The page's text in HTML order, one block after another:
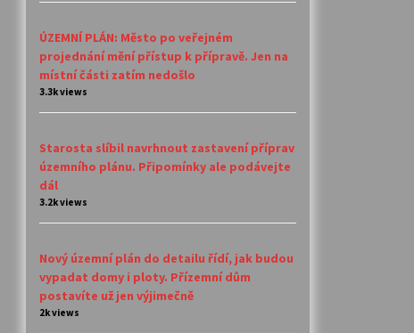
ÚZEMNÍ PLÁN: Město po veřejném
projednání mění přístup k přípravě. Jen na
místní části zatím nedošlo
3.3k views
Starosta slíbil navrhnout zastavení příprav
územního plánu. Připomínky ale podávejte
dál
3.2k views
Nový územní plán do detailu řídí, jak budou
vypadat domy i ploty. Přízemní dům
postavíte už jen výjimečně
2k views